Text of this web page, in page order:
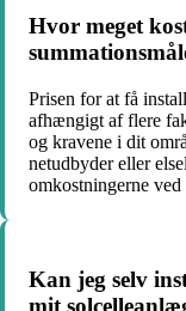
Hvor meget
Prisen for at få
afhængigt af flere
og kravene i dit
netudbyder eller
omkostningerne
Kan jeg selv
mit